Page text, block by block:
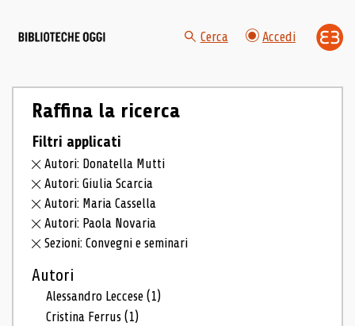
Cerca Accedi
Raffina la ricerca
Filtri applicati
Autori: Donatella Mutti
Autori: Giulia Scarcia
Autori: Maria Cassella
Autori: Paola Novaria
Sezioni: Convegni e seminari
Autori
Alessandro Leccese(1)
Cristina Ferrus(1)